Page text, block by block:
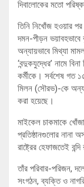
দিবালোকের মতো
তিনি নিখোঁজ হওয়ার পর
দমন-পীড়ন ভয়াবহভাবে
অন্যায়ভাবে মিথ্যা
‌‘বন্দুকযুদ্ধের’ নামে
কর্মীকে। সর্বশেষ গত
মিলন (সৌরভ)-কে
করা হয়েছে।
মাইকেল চাকমাকে
প্রতিষ্ঠানগুলোর নানা
রাষ্ট্রের হেফাজতেই
তাঁর পরিবার-পরিজন,
সংগঠন, ব্যক্তি ও